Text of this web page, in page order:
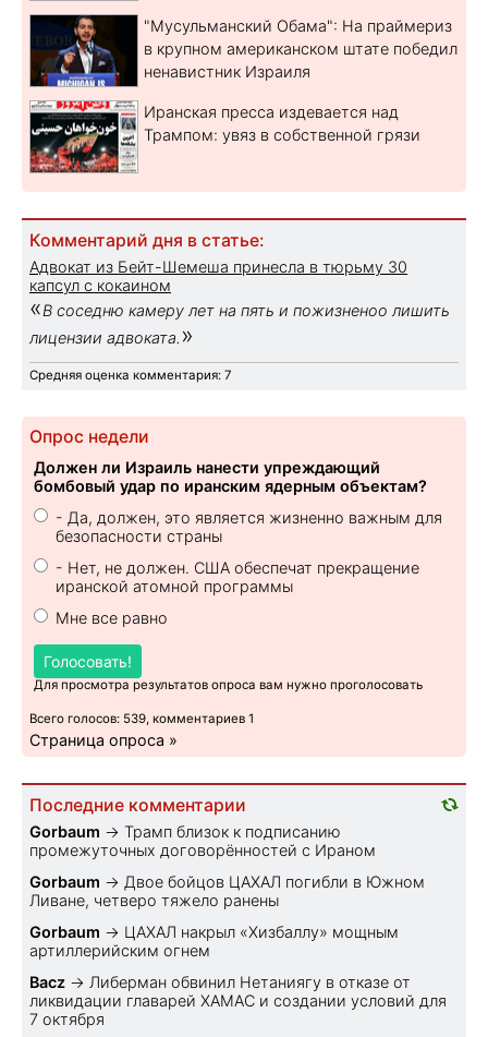
"Мусульманский Обама": На праймериз
в крупном американском штате победил
ненавистник Израиля
Иранская пресса издевается над
Трампом: увяз в собственной грязи
Комментарий дня в статье:
Адвокат из Бейт-Шемеша принесла в тюрьму 30
капсул с кокаином
«В соседню камеру лет на пять и пожизненоо лишить
лицензии адвоката. »
Средняя оценка комментария: 7
Опрос недели
Должен ли Израиль нанести упреждающий
бомбовый удар по иранским ядерным объектам?
- Да, должен, это является жизненно важным для
безопасности страны
- Нет, не должен. США обеспечат прекращение
иранской атомной программы
Мне все равно
Голосовать!
Для просмотра результатов опроса вам нужно проголосовать
Всего голосов: 539, комментариев 1
Страница опроса »
Последние комментарии
Gorbaum → Трамп близок к подписанию
промежуточных договорённостей с Ираном
Gorbaum → Двое бойцов ЦАХАЛ погибли в Южном
Ливане, четверо тяжело ранены
Gorbaum → ЦАХАЛ накрыл «Хизбаллу» мощным
артиллерийским огнем
Bacz → Либерман обвинил Нетаниягу в отказе от
ликвидации главарей ХАМАС и создании условий для
7 октября